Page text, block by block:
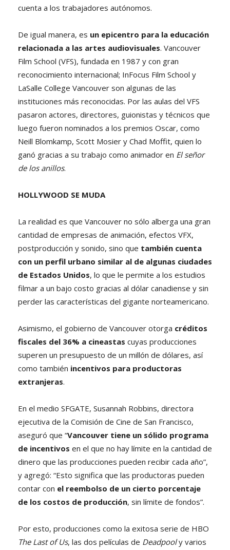
cuenta a los trabajadores autónomos.
De igual manera, es un epicentro para la educación
relacionada a las artes audiovisuales. Vancouver
Film School (VFS), fundada en 1987 y con gran
reconocimiento internacional; InFocus Film School y
LaSalle College Vancouver son algunas de las
instituciones más reconocidas. Por las aulas del VFS
pasaron actores, directores, guionistas y técnicos que
luego fueron nominados a los premios Oscar, como
Neill Blomkamp, Scott Mosier y Chad Moffit, quien lo
ganó gracias a su trabajo como animador en El señor
de los anillos.
HOLLYWOOD SE MUDA
La realidad es que Vancouver no sólo alberga una gran
cantidad de empresas de animación, efectos VFX,
postproducción y sonido, sino que también cuenta
con un perfil urbano similar al de algunas ciudades
de Estados Unidos, lo que le permite a los estudios
filmar a un bajo costo gracias al dólar canadiense y sin
perder las características del gigante norteamericano.
Asimismo, el gobierno de Vancouver otorga créditos
fiscales del 36% a cineastas cuyas producciones
superen un presupuesto de un millón de dólares, así
como también incentivos para productoras
extranjeras.
En el medio SFGATE, Susannah Robbins, directora
ejecutiva de la Comisión de Cine de San Francisco,
aseguró que “Vancouver tiene un sólido programa
de incentivos en el que no hay límite en la cantidad de
dinero que las producciones pueden recibir cada año”,
y agregó: “Esto significa que las productoras pueden
contar con el reembolso de un cierto porcentaje
de los costos de producción, sin límite de fondos”.
Por esto, producciones como la exitosa serie de HBO
The Last of Us, las dos películas de Deadpooly varios